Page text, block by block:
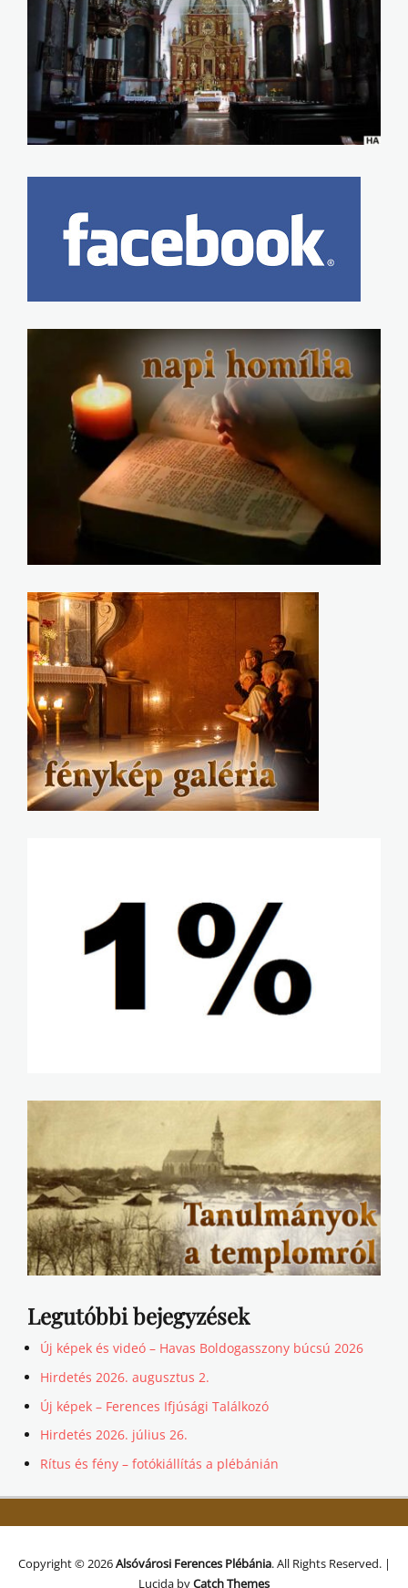
Legutóbbi bejegyzések
Új képek és videó – Havas Boldogasszony búcsú 2026
Hirdetés 2026. augusztus 2.
Új képek – Ferences Ifjúsági Találkozó
Hirdetés 2026. július 26.
Rítus és fény – fotókiállítás a plébánián
Copyright © 2026Alsóvárosi Ferences Plébánia. All Rights Reserved. |
Lucida byCatch Themes